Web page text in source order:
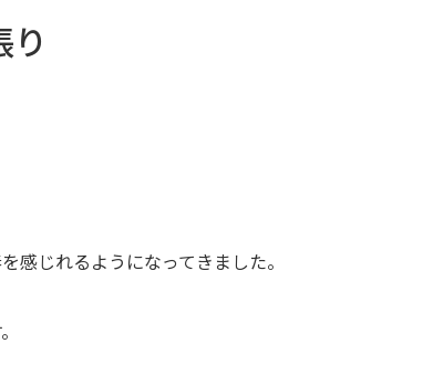
感じれるようになってきました。